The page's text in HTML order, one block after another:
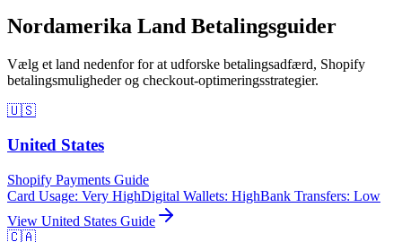
Nordamerika Land Betalingsguider
Vælg et land nedenfor for at udforske betalingsadfærd, Shopify
betalingsmuligheder og checkout-optimeringsstrategier.
🇺🇸
United States
Shopify Payments Guide
Card Usage: Very HighDigital Wallets: HighBank Transfers: Low
View United States Guide
🇨🇦